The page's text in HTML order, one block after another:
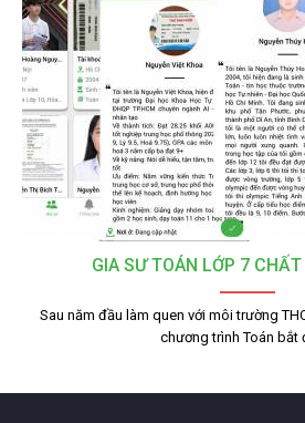
GIA SƯ TOÁN LỚP 7
Sau năm đầu làm quen với môi trường
chương trình Toán bắt